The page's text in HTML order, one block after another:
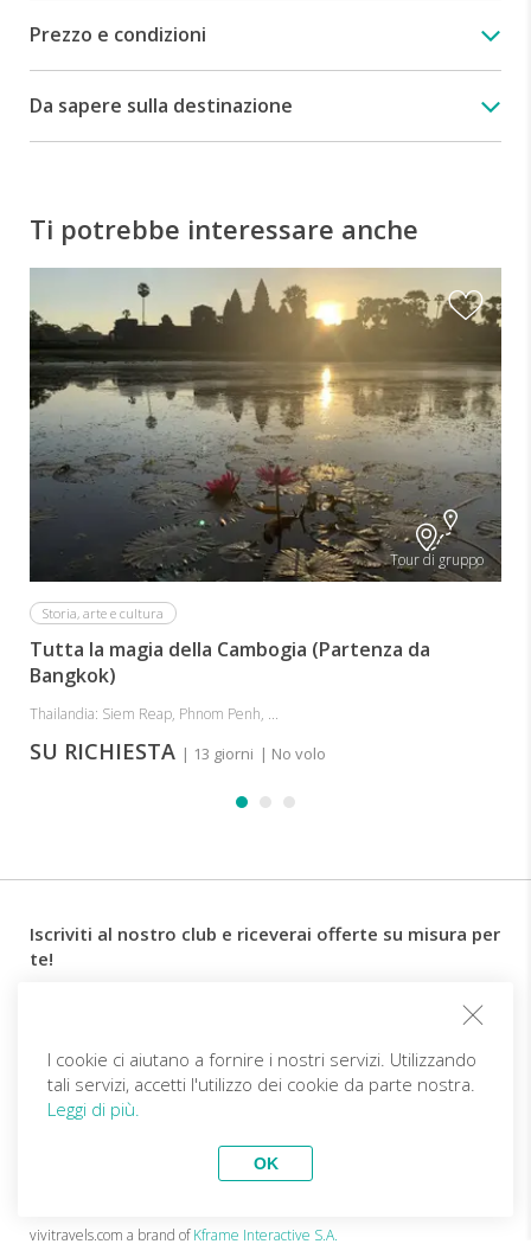
Prezzo e condizioni
Da sapere sulla destinazione
Ti potrebbe interessare anche
Tour di gruppo
Storia, arte e cultura
Tutta la magia della Cambogia (Partenza da
Bangkok)
Thailandia: Siem Reap, Phnom Penh, ...
SU RICHIESTA | 13 giorni | No volo
Iscriviti al nostro club e riceverai offerte su misura per
te!
Follow us
Diventa partner
Viaggi Top
vivitravels.com a brand ofKframe Interactive S.A.
I cookie ci aiutano a fornire i nostri servizi. Utilizzando
tali servizi, accetti l'utilizzo dei cookie da parte nostra.
Leggi di più.
OK